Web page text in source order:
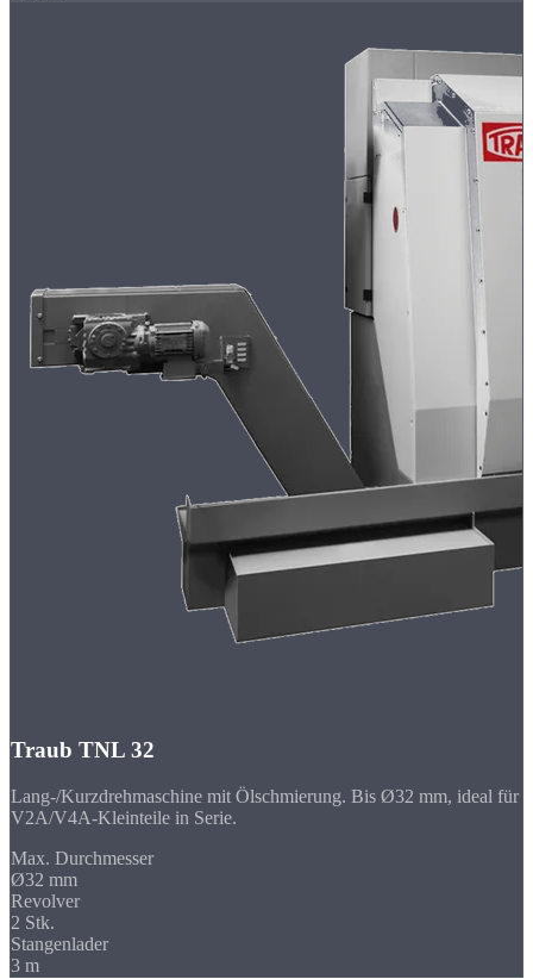
Traub TNL 32
Lang-/Kurzdrehmaschine mit Ölschmierung. Bis Ø32 mm, ideal für
V2A/V4A-Kleinteile in Serie.
Max. Durchmesser
Ø32 mm
Revolver
2 Stk.
Stangenlader
3 m